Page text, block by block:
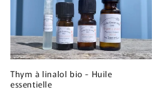
Thym à linalol bio - Huile
essentielle